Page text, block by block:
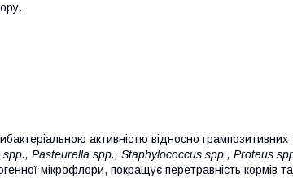
активністю відносно грампозитивних
Pasteurella spp., Staphylococcus spp., Proteus
мікрофлори, покращує перетравність кормів та